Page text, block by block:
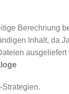
Berechnung
Inhalt, da
ausgeliefert
Strategien.